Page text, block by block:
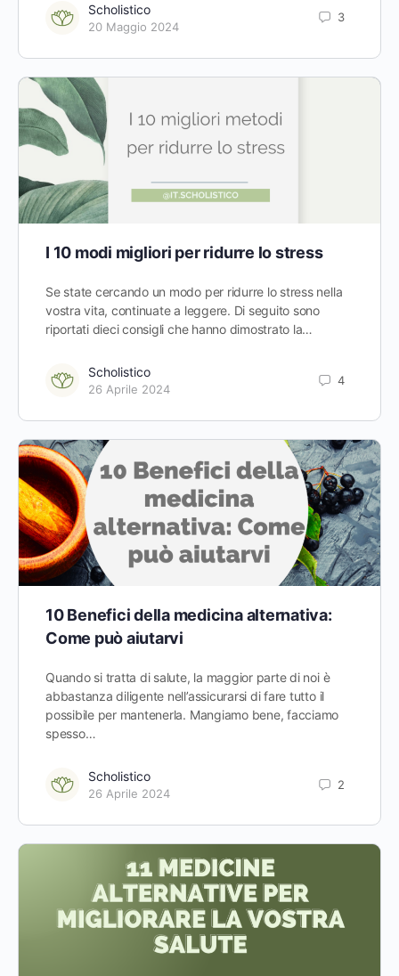
Scholistico
20 Maggio 2024
3
I 10 modi migliori per ridurre lo stress
Se state cercando un modo per ridurre lo stress nella
vostra vita, continuate a leggere. Di seguito sono
riportati dieci consigli che hanno dimostrato la…
Scholistico
26 Aprile 2024
4
10 Benefici della medicina alternativa:
Come può aiutarvi
Quando si tratta di salute, la maggior parte di noi è
abbastanza diligente nell’assicurarsi di fare tutto il
possibile per mantenerla. Mangiamo bene, facciamo
spesso…
Scholistico
26 Aprile 2024
2